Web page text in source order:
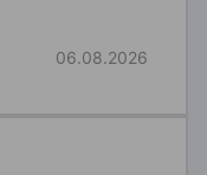
06.08.2026